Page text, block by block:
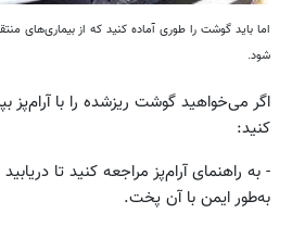
اما باید گوشت را طوری آماده کنید که از بیماری‌های
شود.
اگر می‌خواهید گوشت ریزشده را با آرام‌پز
کنید:
- به راهنمای آرام‌پز مراجعه کنید تا
به‌طور ایمن با آن پخت.